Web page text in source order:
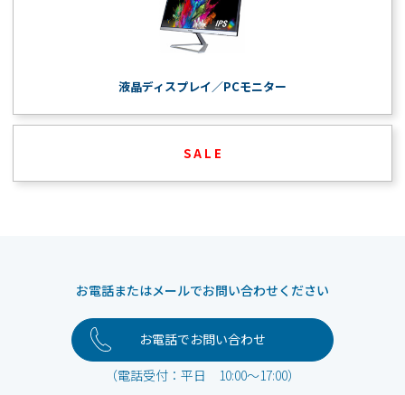
液晶ディスプレイ／PCモニター
S A L E
お電話またはメールでお問い合わせください
お電話でお問い合わせ
（電話受付：平日 10:00～17:00）